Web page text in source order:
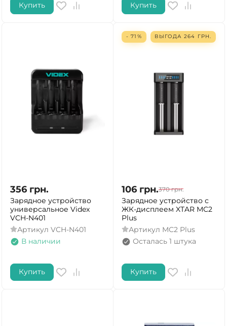
Купить Купить
356 грн.
Зарядное устройство
универсальное Videx
VCH-N401
Артикул VCH-N401
В наличии
Купить
- 71% ВЫГОДА 264 ГРН.
106 грн.370 грн.
Зарядное устройство с
ЖК-дисплеем XTAR MC2
Plus
Артикул MC2 Plus
Осталась 1 штука
Купить